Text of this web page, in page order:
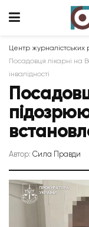
Центр журналістських
Посадовця лікарні на
інвалідності
Автор: Сила Правди